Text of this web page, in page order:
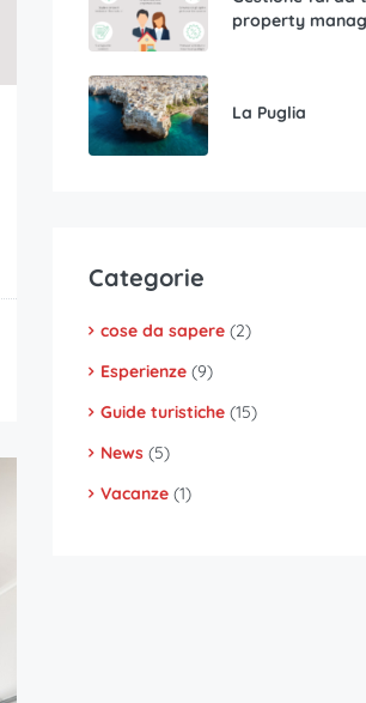
property
La Puglia
Categorie
cose da sapere (2)
Esperienze (9)
Guide turistiche (15)
News (5)
Vacanze (1)